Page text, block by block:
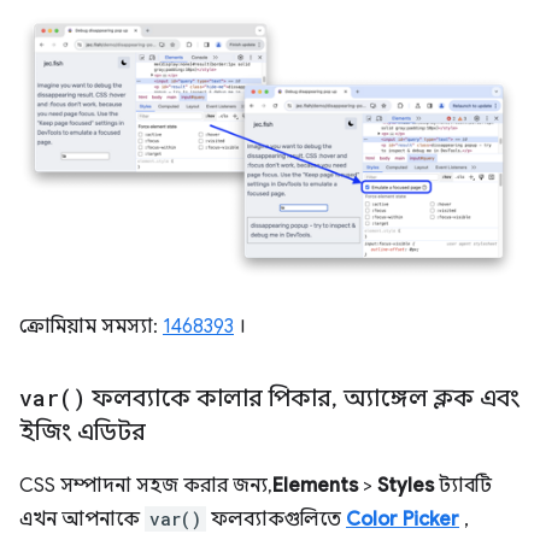
ক্রোমিয়াম সমস্যা: 1468393 ।
var( ) ফলব্যাকে কালার পিকার, অ্যাঙ্গেল ক্লক এবং
ইজিং এডিটর
CSS সম্পাদনা সহজ করার জন্য,Elements> Stylesট্যাবটি
এখন আপনাকে var() ফলব্যাকগুলিতে Color Picker ,